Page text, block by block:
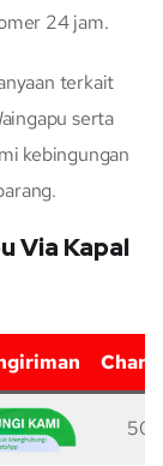
24 jam.
terkait
serta
kebingungan
Via Kapal
50